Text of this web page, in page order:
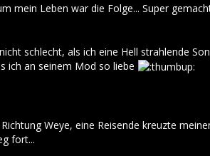
mein Leben war die Folge... Super
schlecht, als ich eine Hell strahlende
ich an seinem Mod so liebe
Weye, eine Reisende kreuzte
fort...